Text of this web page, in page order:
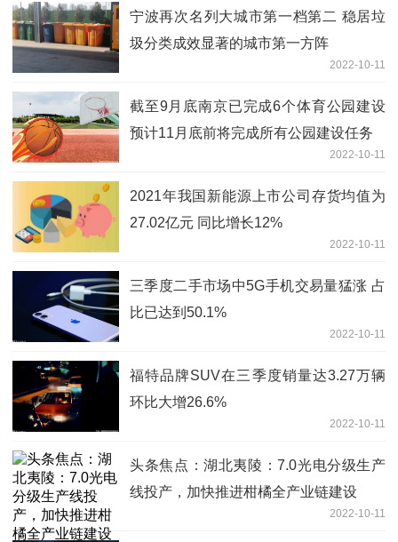
宁波再次名列大城市第一档第二 稳居垃
圾分类成效显著的城市第一方阵
2022-10-11
截至9月底南京已完成6个体育公园建设
预计11月底前将完成所有公园建设任务
2022-10-11
2021年我国新能源上市公司存货均值为
27.02亿元 同比增长12%
2022-10-11
三季度二手市场中5G手机交易量猛涨 占
比已达到50.1%
2022-10-11
福特品牌SUV在三季度销量达3.27万辆
环比大增26.6%
2022-10-11
头条焦点：湖北夷陵：7.0光电分级生产
线投产，加快推进柑橘全产业链建设
2022-10-11